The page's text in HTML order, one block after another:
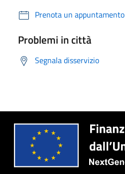
Prenota un appuntamento
Problemi in città
Segnala disservizio